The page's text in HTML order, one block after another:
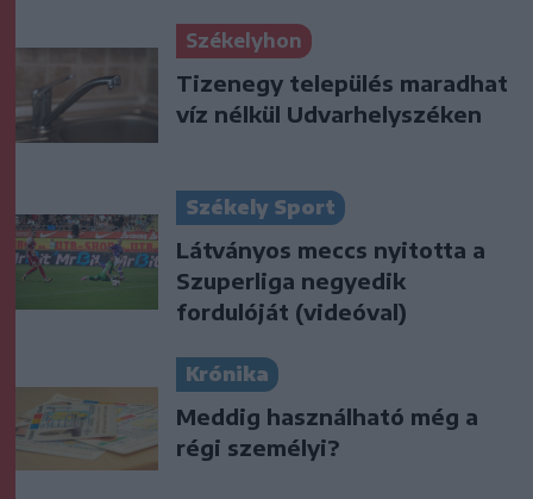
Székelyhon
Tizenegy település maradhat
víz nélkül Udvarhelyszéken
Székely Sport
Látványos meccs nyitotta a
Szuperliga negyedik
fordulóját (videóval)
Krónika
Meddig használható még a
régi személyi?